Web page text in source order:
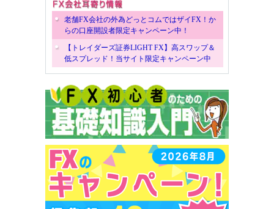
老舗FX会社の外為どっとコムではザイFX！か
らの口座開設者限定キャンペーン中！
【トレイダーズ証券LIGHT FX】高スワップ＆
低スプレッド！当サイト限定キャンペーン中